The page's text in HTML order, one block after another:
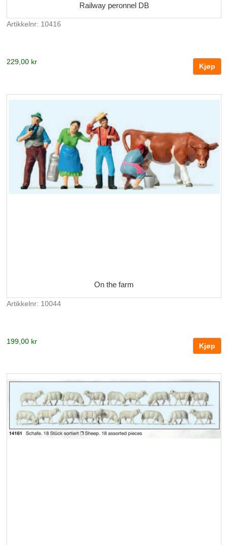
Railway peronnel DB
Artikkelnr: 10416
229,00 kr
On the farm
Artikkelnr: 10044
199,00 kr